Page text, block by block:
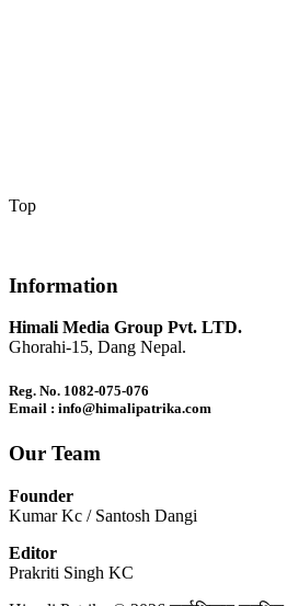
Top
Information
Himali Media Group Pvt. LTD.
Ghorahi-15, Dang Nepal.
Reg. No. 1082-075-076
Email : info@himalipatrika.com
Our Team
Founder
Kumar Kc / Santosh Dangi
Editor
Prakriti Singh KC